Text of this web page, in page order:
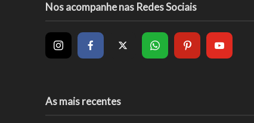
Nos acompanhe nas Redes Sociais
As mais recentes